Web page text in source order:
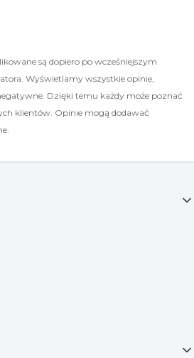
są dopiero po wcześniejszym
Wyświetlamy wszystkie opinie,
Dzięki temu każdy może poznać
klientów. Opinie mogą dodawać